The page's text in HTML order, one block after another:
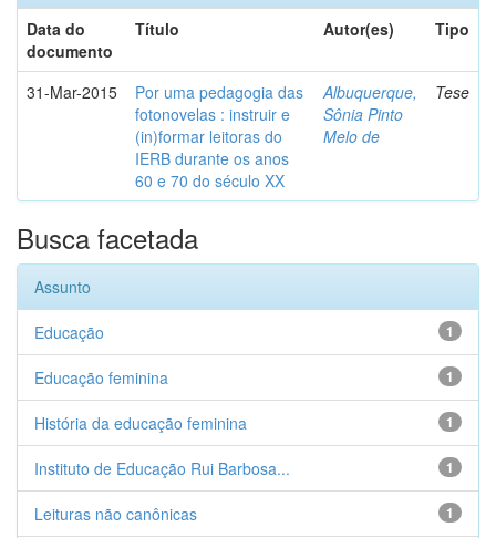
Data do
documento
Título Autor(es) Tipo
31-Mar-2015
Por uma pedagogia das
fotonovelas : instruir e
(in)formar leitoras do
IERB durante os anos
60 e 70 do século XX
Albuquerque,
Sônia Pinto
Melo de
Tese
Busca facetada
Assunto
1
Educação
1
Educação feminina
1
História da educação feminina
1
Instituto de Educação Rui Barbosa...
1
Leituras não canônicas